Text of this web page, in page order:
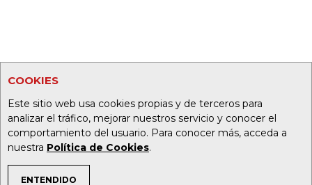
COOKIES
Este sitio web usa cookies propias y de terceros para
analizar el tráfico, mejorar nuestros servicio y conocer el
comportamiento del usuario. Para conocer más, acceda a
nuestra Política de Cookies.
ENTENDIDO